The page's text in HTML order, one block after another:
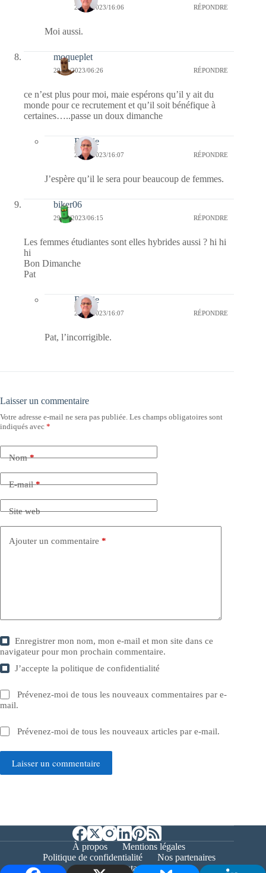
29/01/2023/16:06 RÉPONDRE
Moi aussi.
moqueplet
29/01/2023/06:26 RÉPONDRE
ce n’est plus pour moi, maie espérons qu’il y ait du
monde pour ce recrutement et qu’il soit bénéfique à
certaines…..passe un doux dimanche
Bernie
29/01/2023/16:07 RÉPONDRE
J’espère qu’il le sera pour beaucoup de femmes.
biker06
29/01/2023/06:15 RÉPONDRE
Les femmes étudiantes sont elles hybrides aussi ? hi hi
hi
Bon Dimanche
Pat
Bernie
29/01/2023/16:07 RÉPONDRE
Pat, l’incorrigible.
Laisser un commentaire
Votre adresse e-mail ne sera pas publiée. Les champs obligatoires sont
indiqués avec *
Nom*
E-mail*
Site web
Ajouter un commentaire *
Enregistrer mon nom, mon e-mail et mon site dans ce
navigateur pour mon prochain commentaire.
J’accepte lapolitique de confidentialité
Prévenez-moi de tous les nouveaux commentaires par e-
mail.
Prévenez-moi de tous les nouveaux articles par e-mail.
Laisser un commentaire
À propos
Mentions légales
Politique de confidentialité
Nos partenaires
Contact